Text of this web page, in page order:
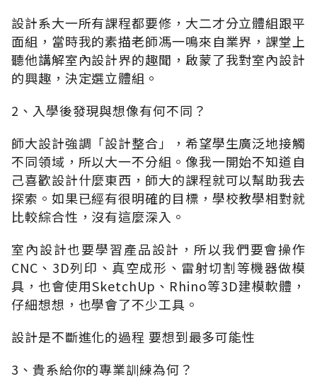
設計系大一所有課程都要修，大二才分立體組跟平
面組，當時我的素描老師馮一鳴來自業界，課堂上
聽他講解室內設計界的趣聞，啟蒙了我對室內設計
的興趣，決定選立體組。
2、入學後發現與想像有何不同？
師大設計強調「設計整合」，希望學生廣泛地接觸
不同領域，所以大一不分組。像我一開始不知道自
己喜歡設計什麼東西，師大的課程就可以幫助我去
探索。如果已經有很明確的目標，學校教學相對就
比較綜合性，沒有這麼深入。
室內設計也要學習產品設計，所以我們要會操作
CNC、3D列印、真空成形、雷射切割等機器做模
具，也會使用SketchUp、Rhino等3D建模軟體，
仔細想想，也學會了不少工具。
設計是不斷進化的過程 要想到最多可能性
3、貴系給你的專業訓練為何？